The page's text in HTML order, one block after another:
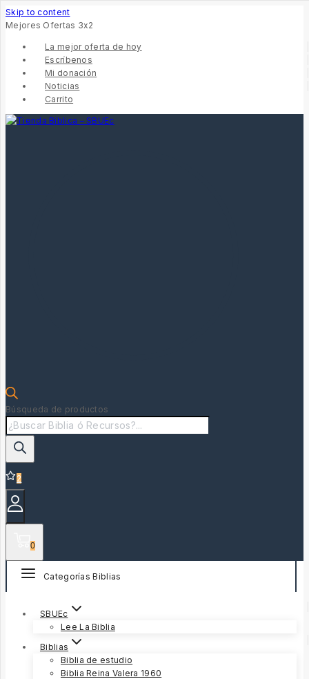
Skip to content
Mejores Ofertas 3x2
La mejor oferta de hoy
Escríbenos
Mi donación
Noticias
Carrito
Búsqueda de productos
2
0
Categorías Biblias
SBUEc
Lee La Biblia
Biblias
Biblia de estudio
Biblia Reina Valera 1960